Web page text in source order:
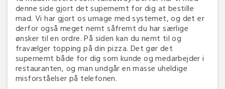
denne side gjort det supernemt for dig at bestille
mad. Vi har gjort os umage med systemet, og det er
derfor også meget nemt såfremt du har særlige
ønsker til en ordre. På siden kan du nemt til og
fravælger topping på din pizza. Det gør det
supernemt både for dig som kunde og medarbejder i
restauranten, og man undgår en masse uheldige
misforståelser på telefonen.